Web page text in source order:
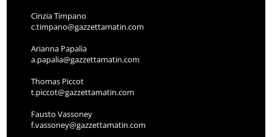
Cinzia Timpano
c.timpano@gazzettamatin.com
Arianna Papalia
a.papalia@gazzettamatin.com
Thomas Piccot
t.piccot@gazzettamatin.com
Fausto Vassoney
f.vassoney@gazzettamatin.com